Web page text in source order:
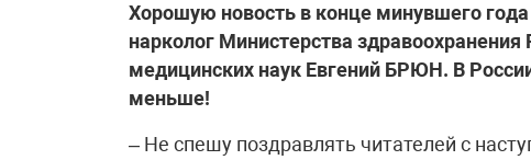
Хорошую новость в конце минувшего
нарколог Министерства
медицинских наук Евгений БРЮН. В
меньше!
– Не спешу поздравлять читателей с наступившим Новым годом, так как наркологический год для нас, наркологов, кончается не 31 декабря, а к февралю, – начал нашу беседу Евгений Алексеевич. – Но обрадовать обязан – и в Москве, и в стране пить стали меньше. Пить стали меньше в крупных промышленных центрах России, в мегаполисах. Там, где мы можем отслеживать динамику процесса. А вот в городах с населением 30‑50 тысяч человек мы не очень хорошо понимаем, что происходит. Там, как правило, не представлена наркологическая служба. Все, кто отравились спиртным, но остались живы, обходятся своими доморощенными средствами, приходят в себя, а значит, не попадают в официальную статистику.- Новогодние праздники традиционно самые запойные…- Есть хороший косвенный показатель – последние три года после больших праздников обращение за наркологической помощью снизилось в три раза. Количество отравлений спиртным, в результате которых была вызвана «скорая помощь», упало на 30 процентов. На четверть упала смертность от передозировки наркотиков. На табак спрос упал на 15‑20 процентов в последние годы. Мы можем смело говорить, что спрос на психоактивные вещества в России стал меньше.Вообще, все эти пороки, злоупотребления – колоссальная нагрузка на наше здравоохранение. Около 30 процентов соматических заболеваний – результат злоупотребления алкоголем. Это циррозы печени, сердечно-сосудистые, неврологические заболевания – невриты, инсульты…В перспективе мы планируем сотрудничать со страховыми компаниями. Мне бы очень хотелось, чтобы люди, злоупотребляющие алкоголем, разделили ответственность с государством за их лечение и от соматических заболеваний.- С 2013 года действует закон о тестировании на наркотики в школах, средних учебных заведениях (ссузах) и вузах… Журналисты провели свое расследование, обзвонив с десяток школ и высших учебных заведений, поговорив со студентами и школьниками. Ни в одной из десяти московских школ, куда звонили журналисты, даже не слышали о таком тестировании. Единственный вуз – Московский государственный технический университет имени Баумана – подтвердил, что там слышали о тестировании на наркотики, но студенты проигнорировали эту процедуру… Евгений Алексеевич, как сделать так, чтобы система все-таки работала, а не оставалась только благими намерениями и на бумаге?- Уточню. Обязательного тестирования не существует. Есть тонкость. По закону каждое учебное учреждение обязано такую работу проводить. Она проходит в два этапа. Сначала в учебном учреждении проводят анкетирование. Если по результатам анкеты выясняется, что в данном учебном заведении есть определенная пораженность наркотиками, то районный или городской департамент образования принимает решение, что эту школу или этот вуз необходимо проверить более тщательно. В наркологическую службу пишут письмо-обращение, к которому прилагают список пораженных школ, средних учебных заведений и вузов. Мы заключаем с ними договоры и проводим медицинское тестирование с использованием тест-систем на наркотики. Количество школ и детей, которых мы обследуем, определяет Департамент образования. И так по всей России.В ушедшем году было протестировано порядка 80 тысяч школьников, учащихся средних и студентов высших учебных заведений. Если в 2010, 2011 и 2012 годах мы выявляли 10‑13 процентов детей с опытом употребления наркотиков, то сейчас этот показатель снизился в пять раз. Страх того, что тебя могут проверить, уже профилактическая мера.В комиссиях по делам несовершеннолетних при муниципалитетах состоят на учете так называемые трудные подростки. С ними мы тоже работаем и выявляем уже 15‑17 процентов детей, употреблявших наркотики.К сожалению, нет механизма, чтобы обязать детей и их родителей проводить такие исследования. Недавно было совещание у Анны Кузнецовой – Уполномоченного при Президенте РФ по правам ребенка. Мы вчерне договорились, что такую инициативу будем продвигать вместе, чтобы там, где концентрируются дети с высоким риском употребления наркотиков и алкоголя, тестирование стало обязательным. Если эта инициатива пройдет, а понимание у Анны Юрьевны мы получили, то заявленная система тестирования будет работать эффективнее.И вот еще что. Многие наркологи в провинции считают, что закон о тестировании, который действует с декабря 2013 года, свое дело сделал. Выявляемость среди школьников резко упала. По всем территориям России. Анкетирование показывает, что спрос на табак, алкоголь и наркотики среди школьников и подростков резко снизился. Тенденция снижения началась примерно в 2011 году. Снизилось и количество зарегистрированных больных наркоманией.- Разве возможно точно подсчитать количество наркоманов?- Понятно, что вся статистика условна, что истинное число наркоманов мы не знаем. Есть так называемый поправочный коэффициент 2,5. Он не менялся много лет, и таков ли он на самом деле, мы не знаем. То есть на каждого выявленного больного наркоманией есть еще два с половиной… Наверняка и потребителей наркотиков, и больных наркоманией больше, чем мы регистрируем. Тем более что регистрация идет только по героиновой наркомании – там больше медицинских последствий, полицейских и судебных историй.- Согласие родителей на тестирование детей во всех случаях обязательно?- Обязательно. Во всех случаях. Для лиц от 15 до 18 лет нам необходимо два согласия – и подростка, и родителя.- А почему бы не тестировать и взрослых на промышленных предприятиях?- Вопрос в точку! Был указ президента о модернизации здравоохранения, и в частности наркологических центров. Есть опыт работы и с трудовыми коллективами. Например, на Новолипецком металлургическом заводе, где мы тестируем рабочих. К сожалению, работодатели и профсоюзы не очень-то нам помогают. Но постепенно ситуация выправится к лучшему, и мы будем активнее сотрудничать с